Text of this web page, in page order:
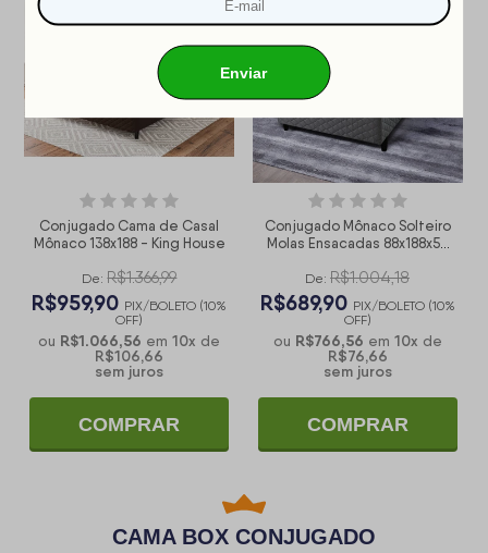
Conjugado Cama de Casal
Mônaco 138x188 - King House
De: R$1.366,99
R$959,90 PIX/BOLETO (10%
OFF)
ou R$1.066,56 em10x de
R$106,66
sem juros
COMPRAR
Conjugado Mônaco Solteiro
Molas Ensacadas 88x188x57
De: R$1.004,18
R$689,90 PIX/BOLETO (10%
OFF)
ou R$766,56 em 10x de
R$76,66
sem juros
COMPRAR
CAMA BOX CONJUGADO